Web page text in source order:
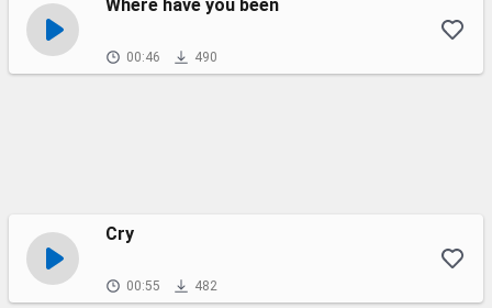
Where have you been
00:46 490
Cry
00:55 482